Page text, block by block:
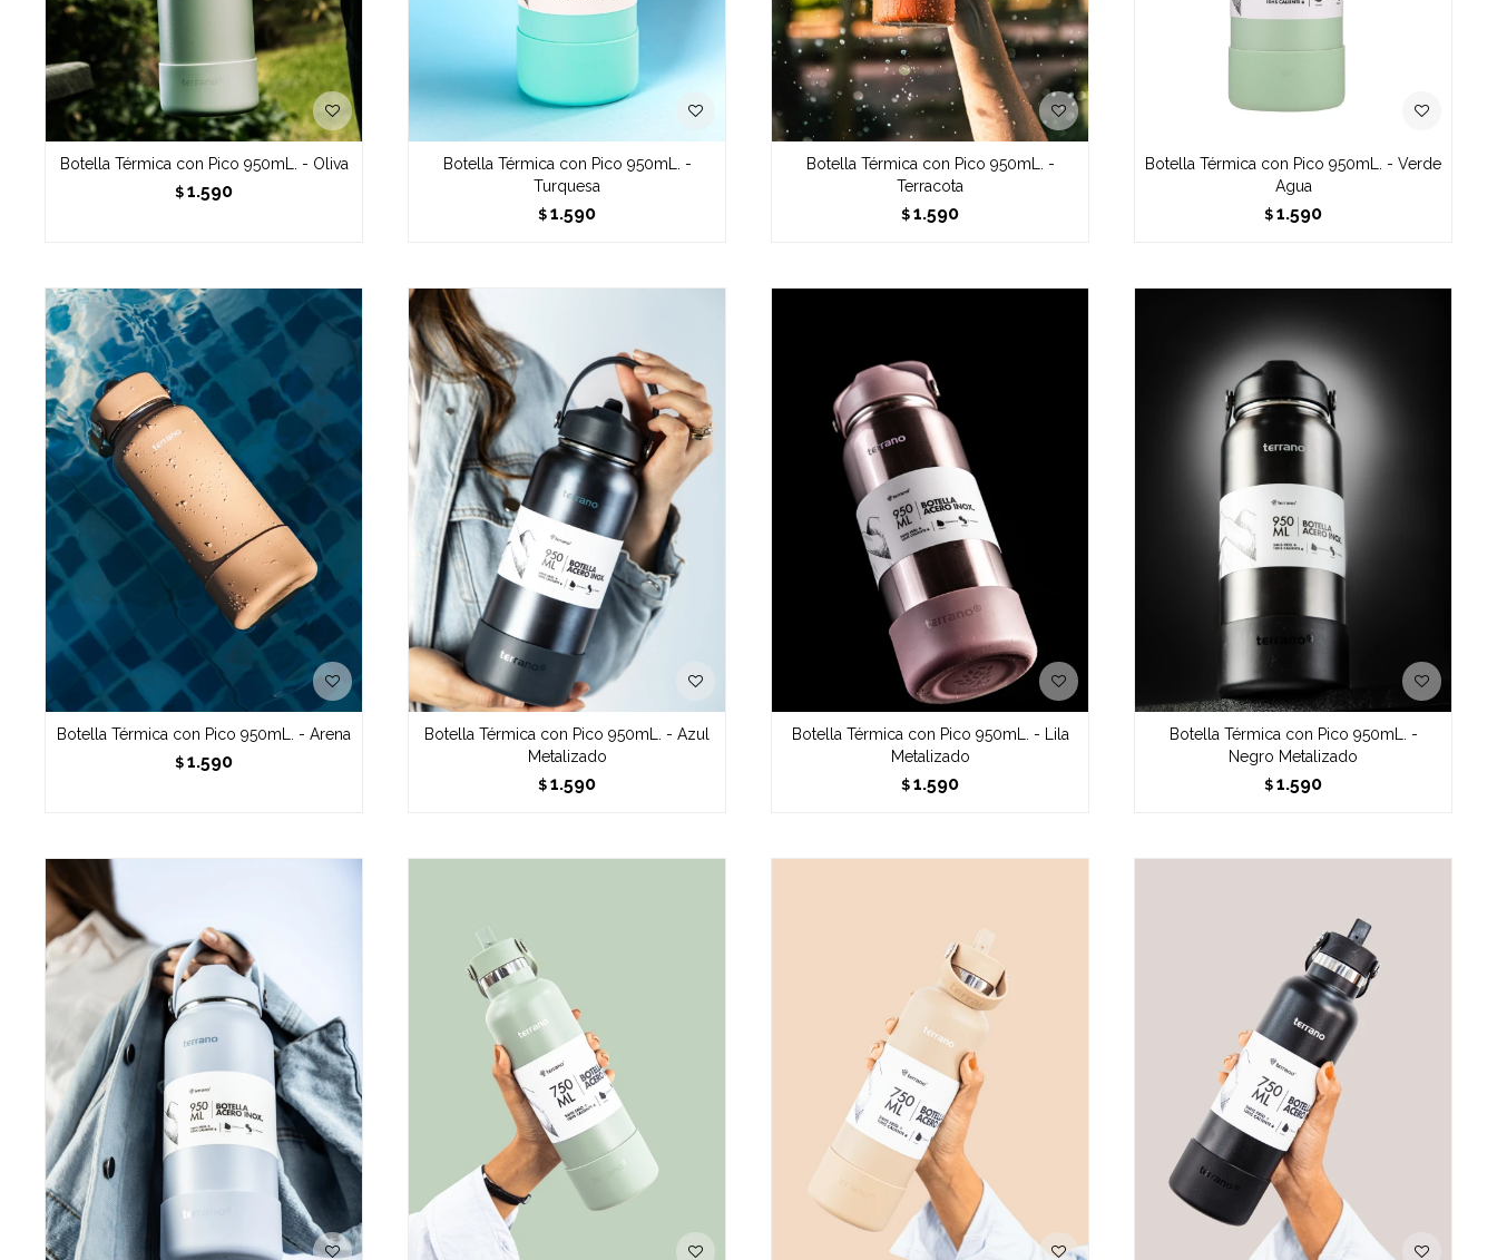
Botella Térmica con Pico 950mL. - Oliva
$ 1.590
Botella Térmica con Pico 950mL. -
Turquesa
$ 1.590
Botella Térmica con Pico 950mL. -
Terracota
$ 1.590
Botella Térmica con Pico 950mL. - Verde
Agua
$ 1.590
Botella Térmica con Pico 950mL. - Arena
$ 1.590
Botella Térmica con Pico 950mL. - Azul
Metalizado
$ 1.590
Botella Térmica con Pico 950mL. - Lila
Metalizado
$ 1.590
Botella Térmica con Pico 950mL. -
Negro Metalizado
$ 1.590